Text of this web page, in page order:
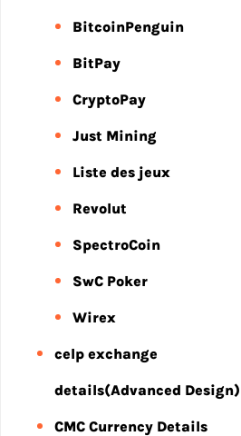
BitcoinPenguin
BitPay
CryptoPay
Just Mining
Liste des jeux
Revolut
SpectroCoin
SwC Poker
Wirex
celp exchange
details(Advanced Design)
CMC Currency Details